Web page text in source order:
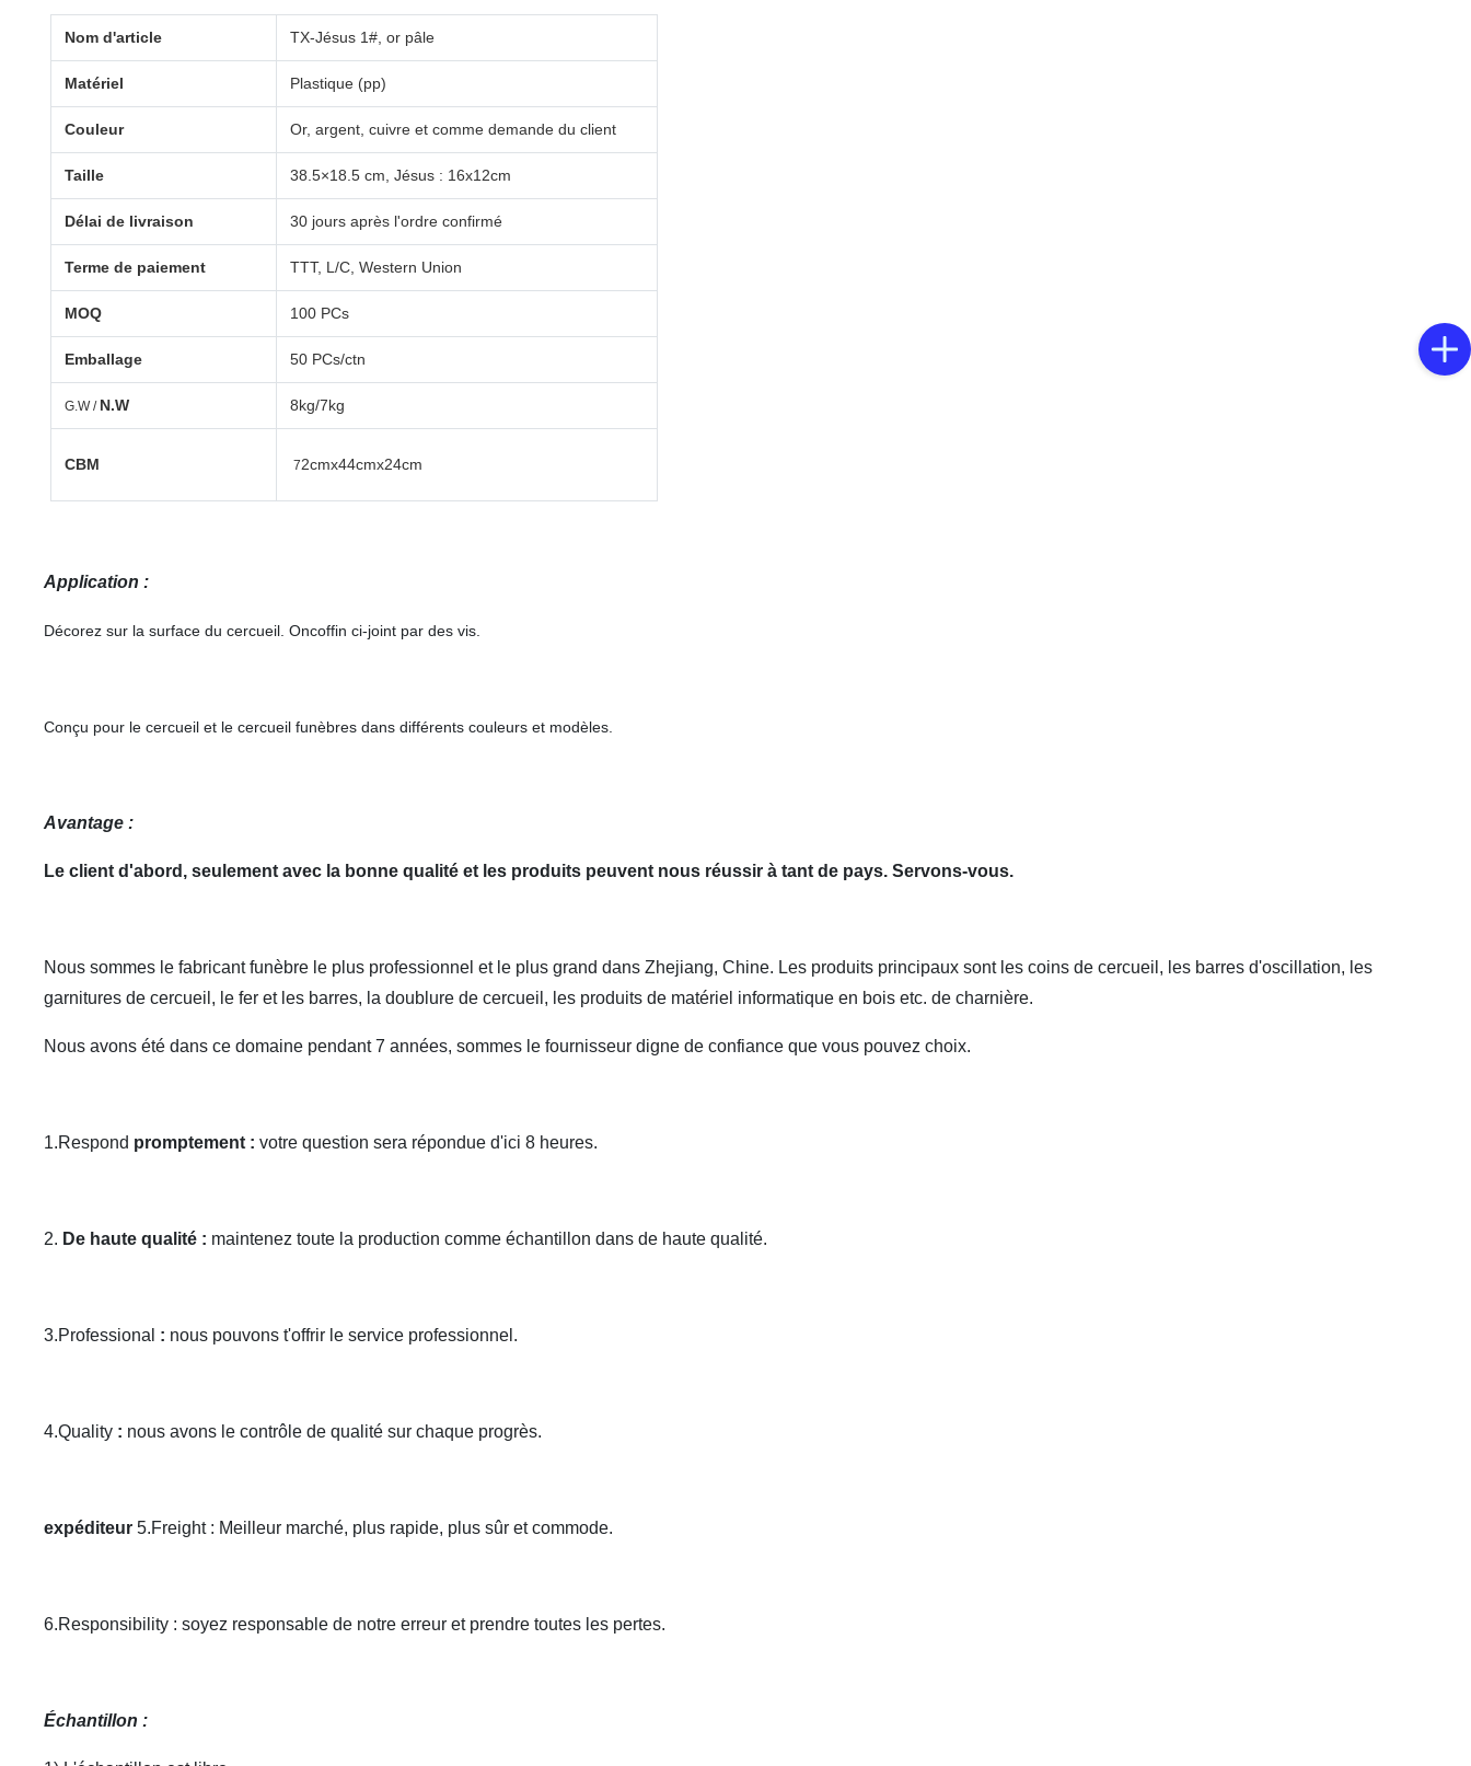
Nom d'article TX-Jésus 1#, or pâle
Matériel Plastique (pp)
Couleur Or, argent, cuivre et comme demande du client
Taille 38.5×18.5 cm, Jésus : 16x12cm
Délai de livraison 30 jours après l'ordre confirmé
Terme de paiement TTT, L/C, Western Union
MOQ 100 PCs
Emballage 50 PCs/ctn
G.W / N.W 8kg/7kg
CBM 72cmx44cmx24cm
Application :
Décorez sur la surface du cercueil. Oncoffin ci-joint par des vis.
Conçu pour le cercueil et le cercueil funèbres dans différents couleurs et modèles.
Avantage :
Le client d'abord, seulement avec la bonne qualité et les produits peuvent nous réussir à tant de pays. Servons-vous.
Nous sommes le fabricant funèbre le plus professionnel et le plus grand dans Zhejiang, Chine. Les produits principaux sont les coins de cercueil, les barres d'oscillation, les
garnitures de cercueil, le fer et les barres, la doublure de cercueil, les produits de matériel informatique en bois etc. de charnière.
Nous avons été dans ce domaine pendant 7 années, sommes le fournisseur digne de confiance que vous pouvez choix.
1.Respond promptement : votre question sera répondue d'ici 8 heures.
2. De haute qualité : maintenez toute la production comme échantillon dans de haute qualité.
3.Professional : nous pouvons t'offrir le service professionnel.
4.Quality : nous avons le contrôle de qualité sur chaque progrès.
expéditeur 5.Freight : Meilleur marché, plus rapide, plus sûr et commode.
6.Responsibility : soyez responsable de notre erreur et prendre toutes les pertes.
Échantillon :